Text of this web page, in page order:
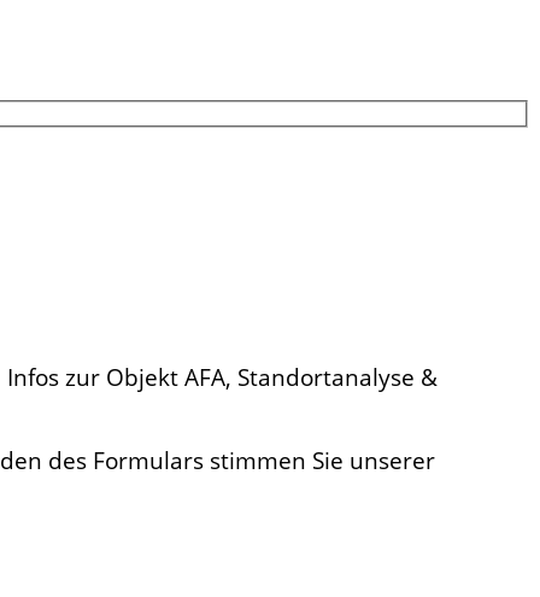
zur Objekt AFA, Standortanalyse &
des Formulars stimmen Sie unserer